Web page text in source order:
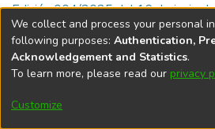
Edición 004/2025 del 16 de junio
Universidad Nacional
We collect and process your personal
following purposes: Authentication,
Acknowledgement and Statistics.
To learn more, please read our privacy
Customize